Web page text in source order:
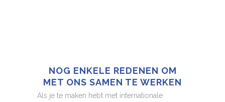
NOG ENKELE REDENEN OM
MET ONS SAMEN TE WERKEN
Als je te maken hebt met internationale